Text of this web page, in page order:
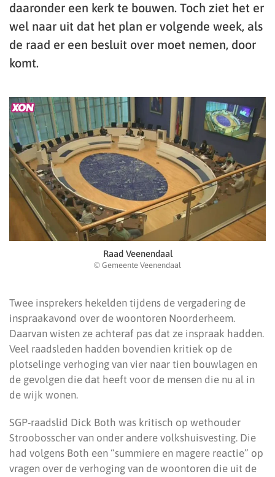
daaronder een kerk te bouwen. Toch ziet het er
wel naar uit dat het plan er volgende week, als
de raad er een besluit over moet nemen, door
komt.
Raad Veenendaal
© Gemeente Veenendaal
Twee insprekers hekelden tijdens de vergadering de
inspraakavond over de woontoren Noorderheem.
Daarvan wisten ze achteraf pas dat ze inspraak hadden.
Veel raadsleden hadden bovendien kritiek op de
plotselinge verhoging van vier naar tien bouwlagen en
de gevolgen die dat heeft voor de mensen die nu al in
de wijk wonen.
SGP-raadslid Dick Both was kritisch op wethouder
Stroobosscher van onder andere volkshuisvesting. Die
had volgens Both een “summiere en magere reactie” op
vragen over de verhoging van de woontoren die uit de